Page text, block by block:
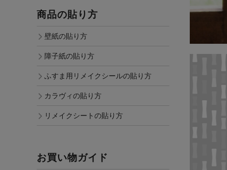
商品の貼り方
壁紙の貼り方
障子紙の貼り方
ふすま用リメイクシールの貼り方
カラヴィの貼り方
リメイクシートの貼り方
お買い物ガイド